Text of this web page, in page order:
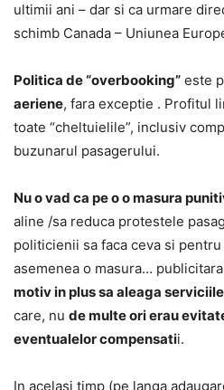
ultimii ani – dar si ca urmare
schimb Canada – Uniunea
Politica de “overbooking” este
aeriene, fara exceptie . Profitul
toate “cheltuielile”, inclusiv
buzunarul pasagerului.
Nu o vad ca pe o o masura
aline /sa reduca protestele
politicienii sa faca ceva si
asemenea o masura…
motiv in plus sa aleaga
care, nu de multe ori erau
eventualelor compensatii.
In acelasi timp (pe langa